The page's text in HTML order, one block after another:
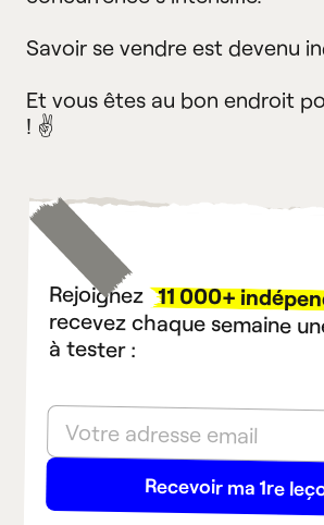
Savoir se vendre est devenu
Et vous êtes au bon endroit
! ✌
Rejoignez 11 000+
à tester :